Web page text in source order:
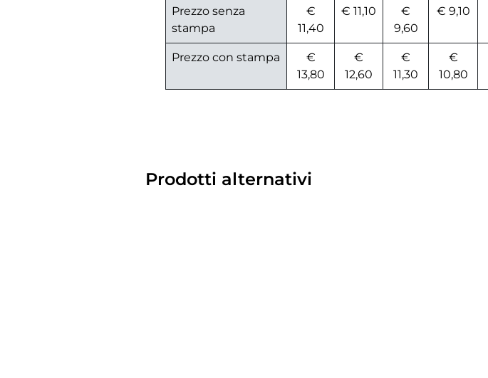
Prezzo senza
stampa
€
11,40
€ 11,10
€
9,60
€ 9,10
Prezzo con stampa
€
13,80
€
12,60
€
11,30
€
10,80
Prodotti alternativi